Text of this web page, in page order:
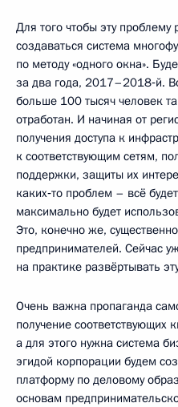
Для того чтобы эту проблему
создаваться система
по методу «одного окна».
за два года, 2017–2018‑й.
больше 100 тысяч человек
отработан. И начиная от
получения доступа к
к соответствующим сетям,
поддержки, защиты их
каких‑то проблем – всё
максимально будет
Это, конечно же, существенно
предпринимателей. Сейчас
на практике развёртывать
Очень важна пропаганда
получение соответствующих
а для этого нужна система
эгидой корпорации будем
платформу по деловому
основам